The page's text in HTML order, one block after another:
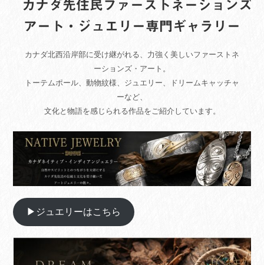
カナダ先住民ファーストネーションズ
アート・ジュエリー専門ギャラリー
カナダ北西沿岸部に受け継がれる、力強く美しいファーストネ
ーションズ・アート。
トーテムポール、動物紋様、ジュエリー、ドリームキャッチャ
ーなど、
文化と物語を感じられる作品をご紹介しています。
▶ジュエリーはこちら